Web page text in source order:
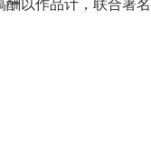
以作品计，联合署